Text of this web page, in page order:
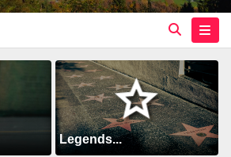
Legends...